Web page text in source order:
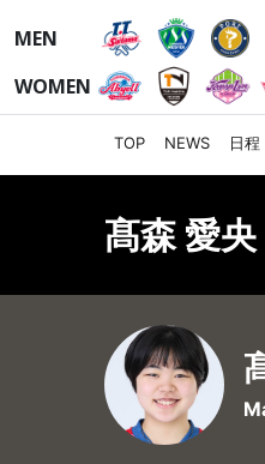
MEN
WOMEN
TOP NEWS 日
髙森 愛